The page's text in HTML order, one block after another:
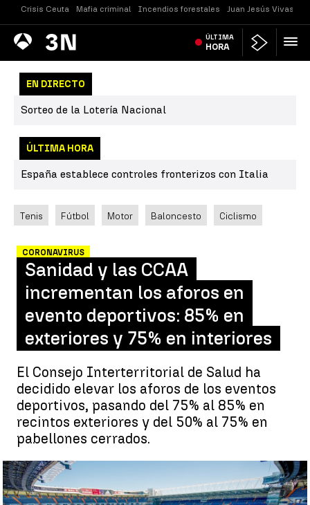
Crisis Ceuta Mafia criminal Incendios forestales Juan Jesús Vivas
Antena
3 Noticias ÚLTIMA
HORA
EN DIRECTO
Sorteo de la Lotería Nacional
ÚLTIMA HORA
España establece controles fronterizos con Italia
Tenis Fútbol Motor Baloncesto Ciclismo
CORONAVIRUS
Sanidad y las CCAA
incrementan los aforos en
evento deportivos: 85% en
exteriores y 75% en interiores
El Consejo Interterritorial de Salud ha
decidido elevar los aforos de los eventos
deportivos, pasando del 75% al 85% en
recintos exteriores y del 50% al 75% en
pabellones cerrados.
Sanidad y las CCAA incrementan los aforos en evento
deportivos: 85% en exteriores y 75% en interiores |Pixabay